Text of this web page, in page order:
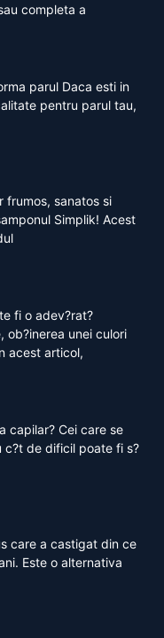
completa a
parul Daca esti in
pentru parul tau,
frumos, sanatos si
Simplik! Acest
fi o adev?rat?
ob?inerea unei culori
acest articol,
capilar? Cei care se
c?t de dificil poate fi s?
care a castigat din ce
Este o alternativa